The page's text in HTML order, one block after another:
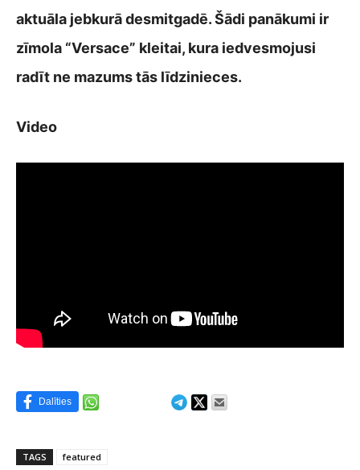
aktuāla jebkurā desmitgadē. Šādi panākumi ir
zīmola “Versace” kleitai, kura iedvesmojusi
radīt ne mazums tās līdzinieces.
Video
Dalīties
TAGS featured